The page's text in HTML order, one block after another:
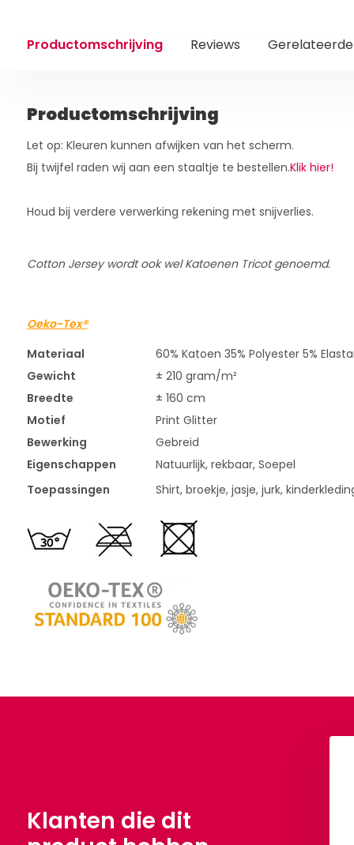
Productomschrijving Reviews
Productomschrijving
Let op: Kleuren kunnen afwijken van het scherm.
Bij twijfel raden wij aan een staaltje te bestellen.Klik hier!
Houd bij verdere verwerking rekening met snijverlies.
Cotton Jersey wordt ook wel Katoenen Tricot genoemd.
Oeko-Tex®
Materiaal
60% Katoen 35% Polyester 5%
Gewicht
± 210 gram/m²
Breedte
± 160 cm
Motief
Print Glitter
Bewerking
Gebreid
Eigenschappen
Natuurlijk, rekbaar, Soepel
Toepassingen
Shirt, broekje, jasje, jurk,
Klanten die dit